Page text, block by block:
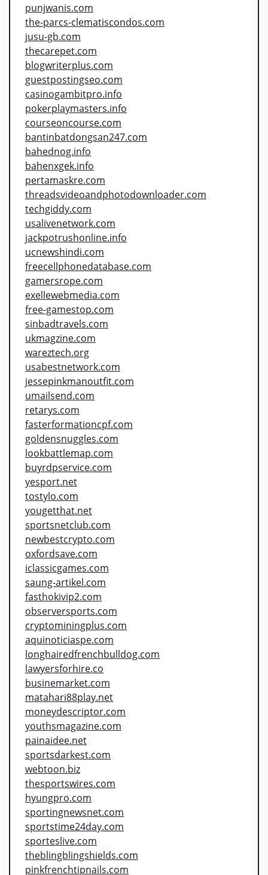
punjwanis.com
the-parcs-clematiscondos.com
jusu-gb.com
thecarepet.com
blogwriterplus.com
guestpostingseo.com
casinogambitpro.info
pokerplaymasters.info
courseoncourse.com
bantinbatdongsan247.com
bahednog.info
bahenxgek.info
pertamaskre.com
threadsvideoandphotodownloader.com
techgiddy.com
usalivenetwork.com
jackpotrushonline.info
ucnewshindi.com
freecellphonedatabase.com
gamersrope.com
exellewebmedia.com
free-gamestop.com
sinbadtravels.com
ukmagzine.com
wareztech.org
usabestnetwork.com
jessepinkmanoutfit.com
umailsend.com
retarys.com
fasterformationcpf.com
goldensnuggles.com
lookbattlemap.com
buyrdpservice.com
yesport.net
tostylo.com
yougetthat.net
sportsnetclub.com
newbestcrypto.com
oxfordsave.com
iclassicgames.com
saung-artikel.com
fasthokivip2.com
observersports.com
cryptominingplus.com
aquinoticiaspe.com
longhairedfrenchbulldog.com
lawyersforhire.co
businemarket.com
matahari88play.net
moneydescriptor.com
youthsmagazine.com
painaidee.net
sportsdarkest.com
webtoon.biz
thesportswires.com
hyungpro.com
sportingnewsnet.com
sportstime24day.com
sporteslive.com
theblingblingshields.com
pinkfrenchtipnails.com